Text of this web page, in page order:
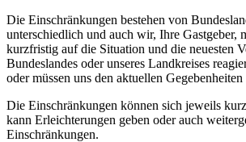
Die Einschränkungen bestehen von
unterschiedlich und auch wir, Ihre Gastgeber,
kurzfristig auf die Situation und die neuesten
Bundeslandes oder unseres Landkreises
oder müssen uns den aktuellen Gegebenheiten
Die Einschränkungen können sich jeweils
kann Erleichterungen geben oder auch
Einschränkungen.